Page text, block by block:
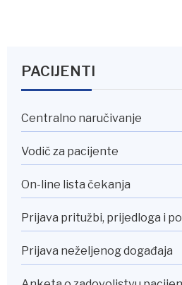
PACIJENTI
Centralno naručivanje
Vodič za pacijente
On-line lista čekanja
Prijava pritužbi, prijedloga i
Prijava neželjenog događaja